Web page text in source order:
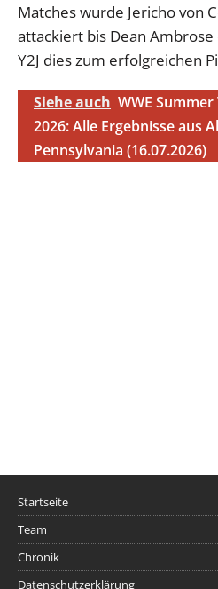
Matches wurde Jericho von
attackiert bis Dean Ambrose
Y2J dies zum erfolgreichen
Siehe auch WWE
2026: Alle Ergebnisse aus
Pennsylvania (16.07.2026)
Startseite
Team
Chronik
Datenschutzerklärung